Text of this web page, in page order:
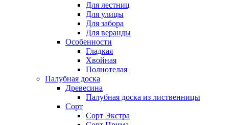
Для лестниц
Для улицы
Для забора
Для веранды
Особенности
Гладкая
Хвойная
Полнотелая
Палубная доска
Древесина
Палубная доска из лиственницы
Сорт
Сорт Экстра